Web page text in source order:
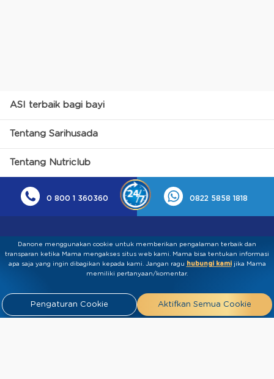
ASI terbaik bagi bayi
Tentang Sarihusada
Tentang Nutriclub
0 800 1 360360 0822 5858 1818
Kebijakan Privasi Syarat & Ketentuan
Tentang Kami
Danone menggunakan cookie untuk memberikan pengalaman terbaik dan
transparan ketika Mama mengakses situs web kami. Mama bisa tentukan informasi
apa saja yang ingin dibagikan kepada kami.​ ​Jangan ragu hubungi kamijika Mama
memiliki pertanyaan/komentar.
Pengaturan Cookie Aktifkan Semua Cookie